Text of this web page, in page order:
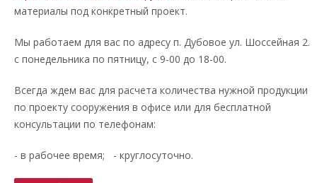
материалы под конкретный проект.
Мы работаем для вас по адресу п. Дубовое ул. Шоссейная 2.
с понедельника по пятницу, с 9-00 до 18-00.
Всегда ждем вас для расчета количества нужной продукции
по проекту сооружения в офисе или для бесплатной
консультации по телефонам:
- в рабочее время; - круглосуточно.